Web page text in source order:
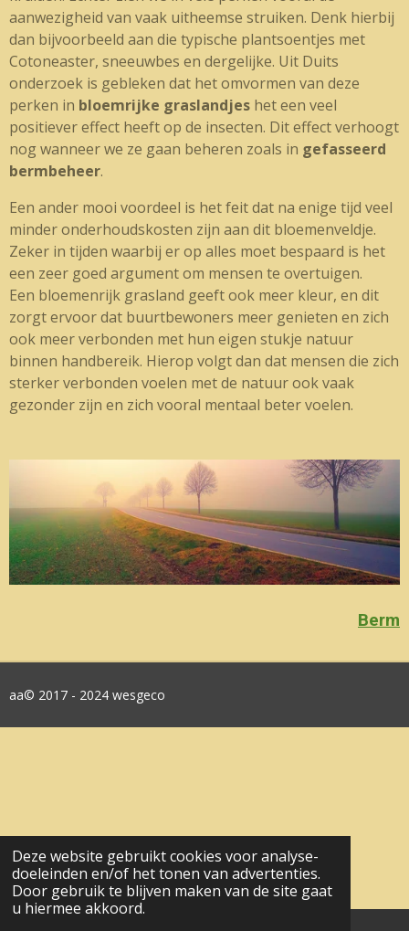
Deze website gebruikt cookies voor analyse-
doeleinden en/of het tonen van advertenties.
Door gebruik te blijven maken van de site gaat
u hiermee akkoord.
aanwezigheid van vaak uitheemse struiken. Denk hierbij
dan bijvoorbeeld aan die typische plantsoentjes met
Cotoneaster, sneeuwbes en dergelijke. Uit Duits
onderzoek is gebleken dat het omvormen van deze
perken in bloemrijke graslandjes het een veel
positiever effect heeft op de insecten. Dit effect verhoogt
nog wanneer we ze gaan beheren zoals in gefasseerd
bermbeheer.
Een ander mooi voordeel is het feit dat na enige tijd veel
minder onderhoudskosten zijn aan dit bloemenveldje.
Zeker in tijden waarbij er op alles moet bespaard is het
een zeer goed argument om mensen te overtuigen.
Een bloemenrijk grasland geeft ook meer kleur, en dit
zorgt ervoor dat buurtbewoners meer genieten en zich
ook meer verbonden met hun eigen stukje natuur
binnen handbereik. Hierop volgt dan dat mensen die zich
sterker verbonden voelen met de natuur ook vaak
gezonder zijn en zich vooral mentaal beter voelen.
Berm
aa© 2017 - 2024 wesgeco